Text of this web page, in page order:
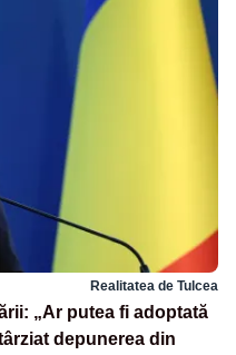
Realitatea de Tulcea
„Ar putea fi adoptată
depunerea din